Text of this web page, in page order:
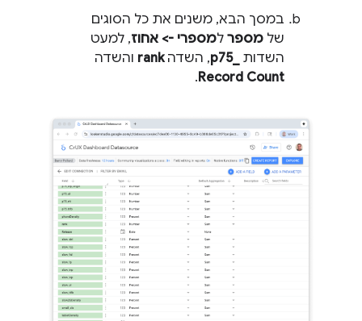
במסך הבא, משנים את כל הסוגים
של מספר למספרי -> אחוז, למעט
השדות p75_‎, השדהrank והשדה
Record Count
.